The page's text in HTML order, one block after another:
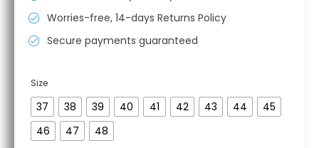
Worries-free, 14-days Returns Policy
Secure payments guaranteed
Size
37 38 39 40 41 42 43 44
45
46
47 48